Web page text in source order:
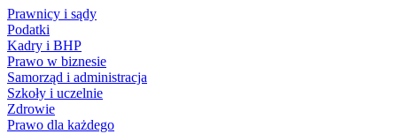
Prawnicy i sądy
Podatki
Kadry i BHP
Prawo w biznesie
Samorząd i administracja
Szkoły i uczelnie
Zdrowie
Prawo dla każdego